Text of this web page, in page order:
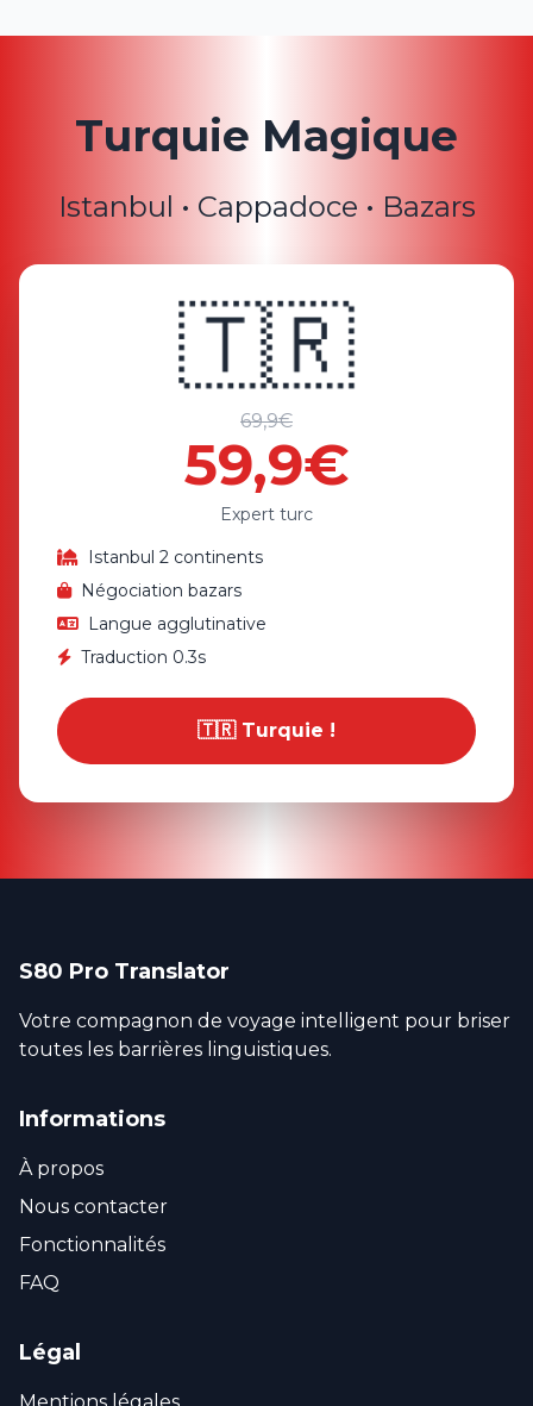
Turquie Magique
Istanbul • Cappadoce • Bazars
🇹🇷
69,9€
59,9€
Expert turc
Istanbul 2 continents
Négociation bazars
Langue agglutinative
Traduction 0.3s
🇹🇷 Turquie !
S80 Pro Translator
Votre compagnon de voyage intelligent pour briser
toutes les barrières linguistiques.
Informations
À propos
Nous contacter
Fonctionnalités
FAQ
Légal